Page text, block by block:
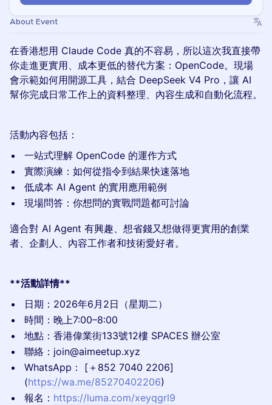
About Event
在香港想用 Claude Code 真的不容易，所以這次我直接帶
你走進更實用、成本更低的替代方案：OpenCode。現場
會示範如何用開源工具，結合 DeepSeek V4 Pro，讓 AI
幫你完成日常工作上的資料整理、內容生成和自動化流程。
活動內容包括：
一站式理解 OpenCode 的運作方式
實際演練：如何從指令到結果快速落地
低成本 AI Agent 的實用應用範例
現場問答：你想問的實戰問題都可討論
適合對 AI Agent 有興趣、想省錢又想做得更實用的創業
者、企劃人、內容工作者和技術愛好者。
**活動詳情**
日期：2026年6月2日（星期二）
時間：晚上7:00–8:00
地點：香港偉業街133號12樓 SPACES 辦公室
聯絡：join@aimeetup.xyz
WhatsApp： [＋852 7040 2206]
(https://wa.me/85270402206)
報名： https://luma.com/xeyqgrl9